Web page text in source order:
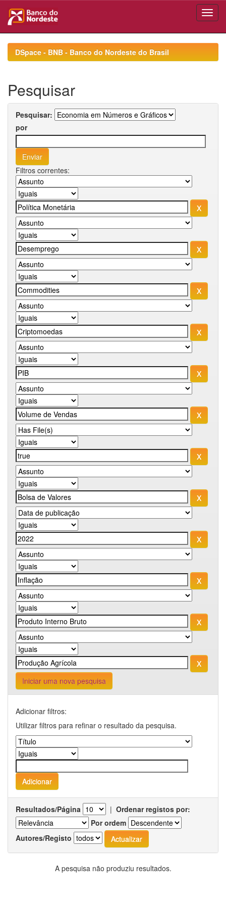
navigationDSpace - BNB - Banco do Nordeste do Brasil
Pesquisar
Pesquisar:
por
Filtros correntes:
Iniciar uma nova pesquisa
Adicionar filtros:
Utilizar filtros para refinar o resultado da pesquisa.
Resultados/Página | Ordenar registos por:
Por ordem
Autores/Registo
A pesquisa não produziu resultados.